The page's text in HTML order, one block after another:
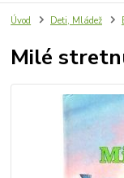
Úvod Deti, Mládež
Milé